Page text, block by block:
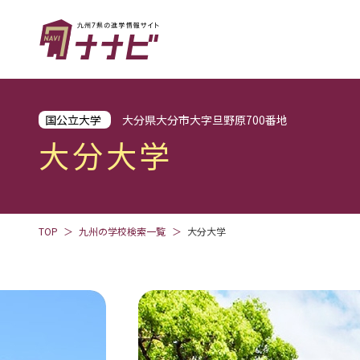
国公立大学 大分県大分市大字旦野原700番地
大分大学
TOP 九州の学校検索一覧 大分大学